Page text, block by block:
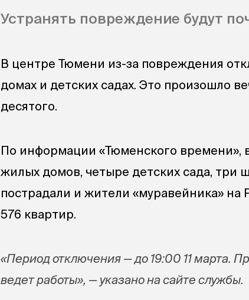
Устранять повреждение будут
В центре Тюмени из-за повреждения
домах и детских садах. Это произошло
десятого.
По информации «Тюменского времени»,
жилых домов, четыре детских сада, три
пострадали и жители «муравейника» на
576 квартир.
«Период отключения — до 19:00 11 марта.
ведет работы», — указано на сайте службы.